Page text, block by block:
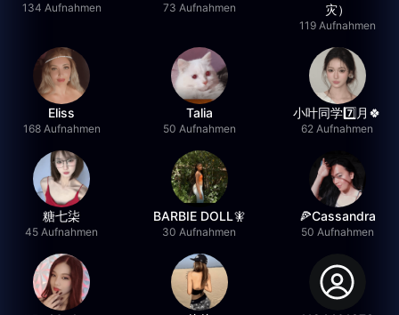
134 Aufnahmen 73 Aufnahmen
灾）
119 Aufnahmen
Eliss
168 Aufnahmen
Talia
50 Aufnahmen
小叶同学7️⃣月🍀
62 Aufnahmen
糖七柒
45 Aufnahmen
BARBIE DOLL🧚
30 Aufnahmen
🍕Cassandra
50 Aufnahmen